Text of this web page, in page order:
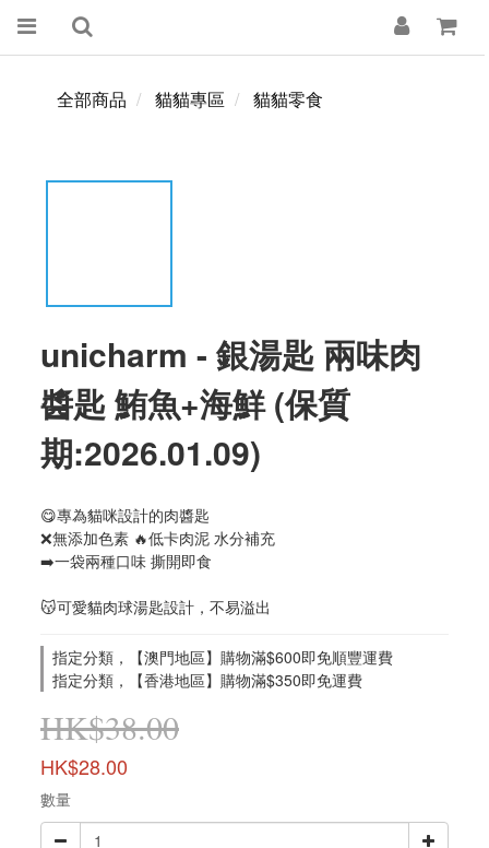
全部商品 貓貓專區 貓貓零食
unicharm - 銀湯匙 兩味肉
醬匙 鮪魚+海鮮 (保質
期:2026.01.09)
😋專為貓咪設計的肉醬匙
❌無添加色素 🔥低卡肉泥 水分補充
➡️一袋兩種口味 撕開即食
😽可愛貓肉球湯匙設計，不易溢出
指定分類，【澳門地區】購物滿$600即免順豐運費
指定分類，【香港地區】購物滿$350即免運費
HK$38.00
HK$28.00
數量